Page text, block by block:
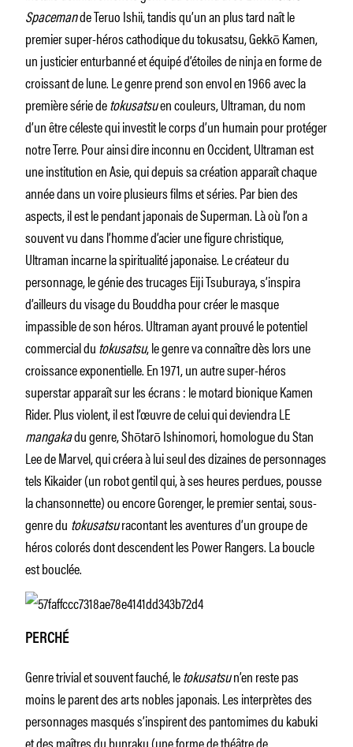
Spacemande Teruo Ishii, tandis qu’un an plus tard naît le
premier super-héros cathodique du tokusatsu, Gekkō Kamen,
un justicier enturbanné et équipé d’étoiles de ninja en forme de
croissant de lune. Le genre prend son envol en 1966 avec la
première série detokusatsuen couleurs, Ultraman, du nom
d’un être céleste qui investit le corps d’un humain pour protéger
notre Terre. Pour ainsi dire inconnu en Occident, Ultraman est
une institution en Asie, qui depuis sa création apparaît chaque
année dans un voire plusieurs films et séries. Par bien des
aspects, il est le pendant japonais de Superman. Là où l’on a
souvent vu dans l’homme d’acier une figure christique,
Ultraman incarne la spiritualité japonaise. Le créateur du
personnage, le génie des trucages Eiji Tsuburaya, s’inspira
d’ailleurs du visage du Bouddha pour créer le masque
impassible de son héros. Ultraman ayant prouvé le potentiel
commercial dutokusatsu, le genre va connaître dès lors une
croissance exponentielle. En 1971, un autre super-héros
superstar apparaît sur les écrans : le motard bionique Kamen
Rider. Plus violent, il est l’œuvre de celui qui deviendra LE
mangakadu genre, Shōtarō Ishinomori, homologue du Stan
Lee de Marvel, qui créera à lui seul des dizaines de personnages
tels Kikaider (un robot gentil qui, à ses heures perdues, pousse
la chansonnette) ou encore Gorenger, le premier sentai, sous-
genre du tokusatsuracontant les aventures d’un groupe de
héros colorés dont descendent les Power Rangers. La boucle
est bouclée.
PERCHÉ
Genre trivial et souvent fauché, letokusatsun’en reste pas
moins le parent des arts nobles japonais. Les interprètes des
personnages masqués s’inspirent des pantomimes du kabuki
et des maîtres du bunraku (une forme de théâtre de